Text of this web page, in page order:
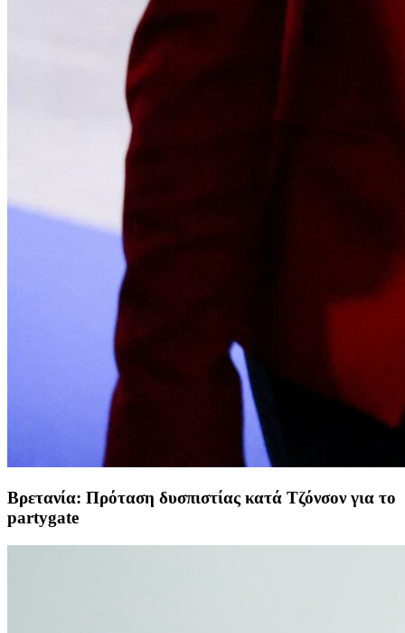
Βρετανία: Πρόταση δυσπιστίας κατά Τζόνσον για το
partygate